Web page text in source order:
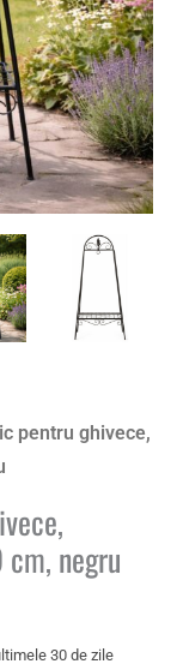
pentru ghivece,
negru
30 de zile